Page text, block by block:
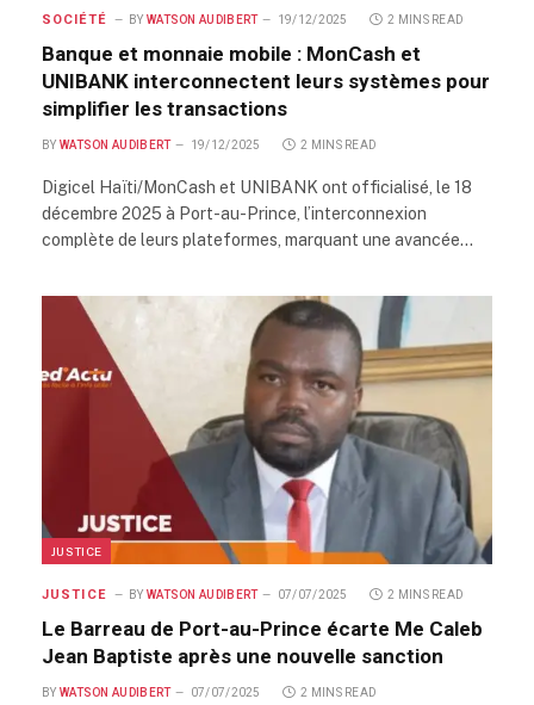
SOCIÉTÉ BY WATSON AUDIBERT 19/12/2025 2 MINS READ
Banque et monnaie mobile : MonCash et
UNIBANK interconnectent leurs systèmes pour
simplifier les transactions
BY WATSON AUDIBERT 19/12/2025 2 MINS READ
Digicel Haïti/MonCash et UNIBANK ont officialisé, le 18
décembre 2025 à Port-au-Prince, l’interconnexion
complète de leurs plateformes, marquant une avancée…
JUSTICE
JUSTICE BY WATSON AUDIBERT 07/07/2025 2 MINS READ
Le Barreau de Port-au-Prince écarte Me Caleb
Jean Baptiste après une nouvelle sanction
BY WATSON AUDIBERT 07/07/2025 2 MINS READ